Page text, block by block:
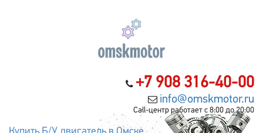
+7 908 316-40-00
info@omskmotor.ru
Call-центр работает с 8:00 до 20:00